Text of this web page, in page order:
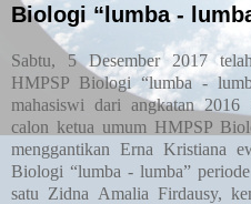
Biologi “lumba -
Sabtu,
5 Desember 2017
HMPSP Biologi “lumba -
mahasiswi dari angkatan
calon ketua umum HMPSP
menggantikan Erna Kristiana
Biologi “lumba - lumba” pe
satu Zidna Amalia Firdausy,